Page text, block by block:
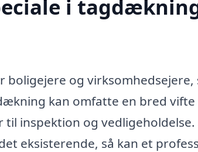
i
boligejere og virksomhedsejere,
kan omfatte en bred vifte
inspektion og vedligeholdelse.
eksisterende, så kan et